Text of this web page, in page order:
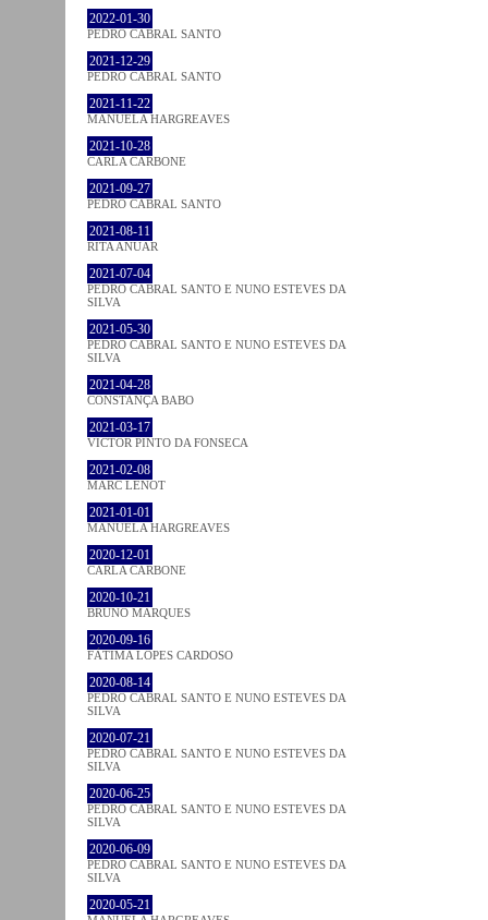
2022-01-30
PEDRO CABRAL SANTO
2021-12-29
PEDRO CABRAL SANTO
2021-11-22
MANUELA HARGREAVES
2021-10-28
CARLA CARBONE
2021-09-27
PEDRO CABRAL SANTO
2021-08-11
RITA ANUAR
2021-07-04
PEDRO CABRAL SANTO E NUNO ESTEVES DA
SILVA
2021-05-30
PEDRO CABRAL SANTO E NUNO ESTEVES DA
SILVA
2021-04-28
CONSTANÇA BABO
2021-03-17
VICTOR PINTO DA FONSECA
2021-02-08
MARC LENOT
2021-01-01
MANUELA HARGREAVES
2020-12-01
CARLA CARBONE
2020-10-21
BRUNO MARQUES
2020-09-16
FÁTIMA LOPES CARDOSO
2020-08-14
PEDRO CABRAL SANTO E NUNO ESTEVES DA
SILVA
2020-07-21
PEDRO CABRAL SANTO E NUNO ESTEVES DA
SILVA
2020-06-25
PEDRO CABRAL SANTO E NUNO ESTEVES DA
SILVA
2020-06-09
PEDRO CABRAL SANTO E NUNO ESTEVES DA
SILVA
2020-05-21